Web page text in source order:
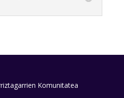
Komunitatea